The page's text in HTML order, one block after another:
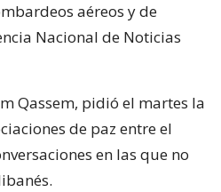
aéreos y de
Nacional de Noticias
Qassem, pidió el martes la
de paz entre el
en las que no